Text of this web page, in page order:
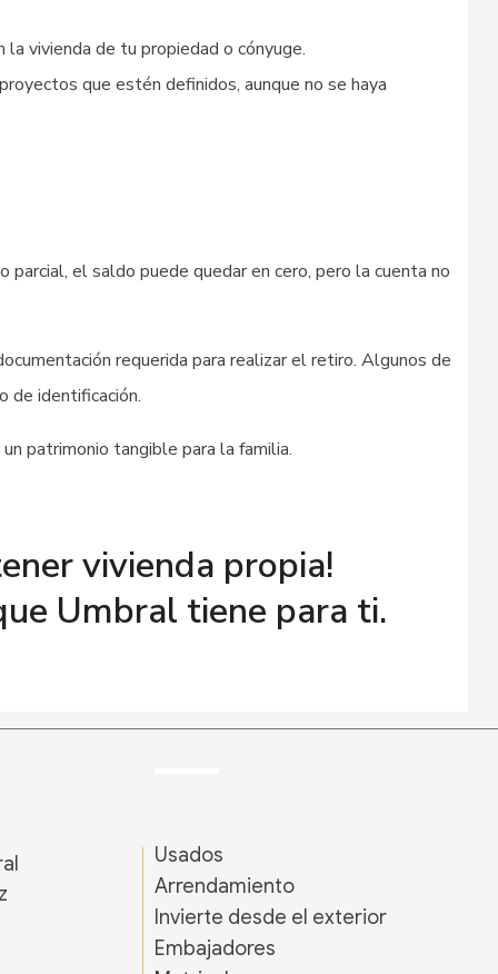
vivienda de tu propiedad o cónyuge.
que estén definidos, aunque no se haya
parcial, el saldo puede quedar en cero, pero la cuenta no
requerida para realizar el retiro. Algunos de
de identificación.
patrimonio tangible para la familia.
vivienda propia!
Umbral tiene para ti.
Usados
Arrendamiento
Invierte desde el exterior
Embajadores